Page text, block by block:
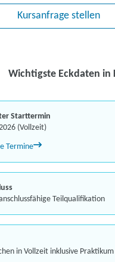
Kursanfrage stellen
Wichtigste Eckdaten in
Starttermin
(Vollzeit)
Termine
Teilqualifikation
in Vollzeit inklusive Praktikum